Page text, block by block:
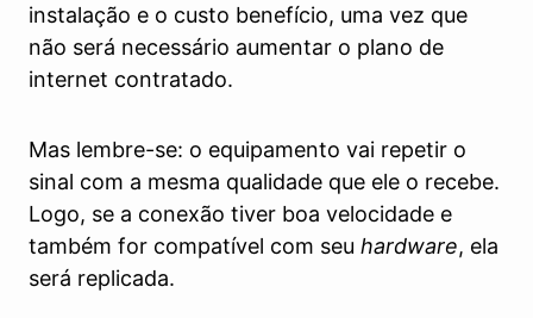
instalação e o custo benefício, uma vez que
não será necessário aumentar o plano de
internet contratado.
Mas lembre-se: o equipamento vai repetir o
sinal com a mesma qualidade que ele o recebe.
Logo, se a conexão tiver boa velocidade e
também for compatível com seu hardware, ela
será replicada.